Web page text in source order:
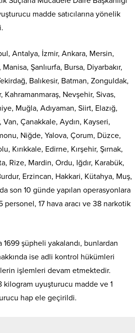
madde satıcılarına yönelik
Antalya, İzmir, Ankara, Mersin,
Şanlıurfa, Bursa, Diyarbakır,
Balıkesir, Batman, Zonguldak,
Kahramanmaraş, Nevşehir, Sivas,
Muğla, Adıyaman, Siirt, Elazığ,
Çanakkale, Aydın, Kayseri,
Niğde, Yalova, Çorum, Düzce,
Kırıkkale, Edirne, Kırşehir, Şırnak,
Rize, Mardin, Ordu, Iğdır, Karabük,
Erzincan, Hakkari, Kütahya, Muş,
son 10 günde yapılan operasyonlara
17 hava aracı ve 38 narkotik
şüpheli yakalandı, bunlardan
ise adli kontrol hükümleri
işlemleri devam etmektedir.
kilogram uyuşturucu madde ve 1
hap ele geçirildi.